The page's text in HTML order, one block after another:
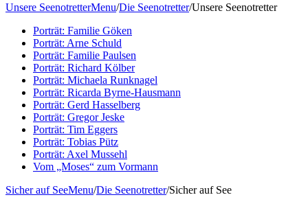
Unsere SeenotretterMenu/Die Seenotretter/Unsere Seenotretter
Porträt: Familie Göken
Porträt: Arne Schuld
Porträt: Familie Paulsen
Porträt: Richard Kölber
Porträt: Michaela Runknagel
Porträt: Ricarda Byrne-Hausmann
Porträt: Gerd Hasselberg
Porträt: Gregor Jeske
Porträt: Tim Eggers
Porträt: Tobias Pütz
Porträt: Axel Mussehl
Vom „Moses“ zum Vormann
Sicher auf SeeMenu/Die Seenotretter/Sicher auf See